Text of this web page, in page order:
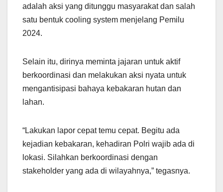
adalah aksi yang ditunggu masyarakat dan salah
satu bentuk cooling system menjelang Pemilu
2024.
Selain itu, dirinya meminta jajaran untuk aktif
berkoordinasi dan melakukan aksi nyata untuk
mengantisipasi bahaya kebakaran hutan dan
lahan.
“Lakukan lapor cepat temu cepat. Begitu ada
kejadian kebakaran, kehadiran Polri wajib ada di
lokasi. Silahkan berkoordinasi dengan
stakeholder yang ada di wilayahnya,” tegasnya.